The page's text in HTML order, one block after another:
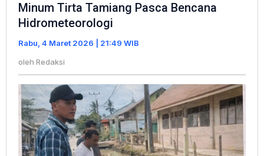
Langkah
Tirta
Tamiang
Pasca
Bencana
Hidrometeorologi
Minum Tirta Tamiang Pasca Bencana
Hidrometeorologi
Rabu, 4 Maret 2026 | 21:49 WIB
oleh Redaksi